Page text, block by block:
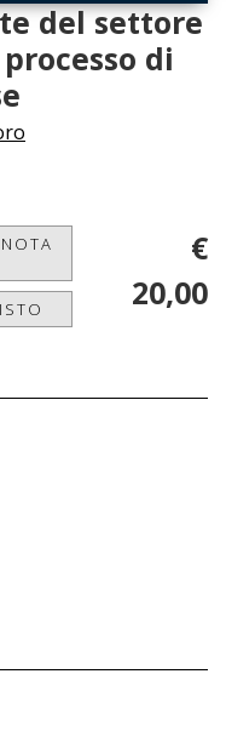
del settore
di
€
20,00